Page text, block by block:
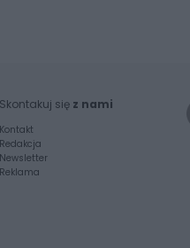
Skontakuj się z nami
Kontakt
Redakcja
Newsletter
Reklama